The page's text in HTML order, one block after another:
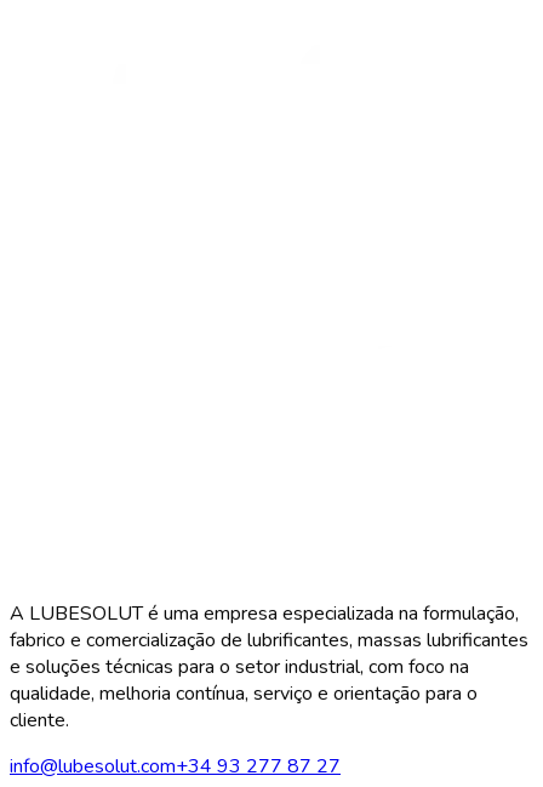
A LUBESOLUT é uma empresa especializada na formulação,
fabrico e comercialização de lubrificantes, massas lubrificantes
e soluções técnicas para o setor industrial, com foco na
qualidade, melhoria contínua, serviço e orientação para o
cliente.
info@lubesolut.com+34 93 277 87 27